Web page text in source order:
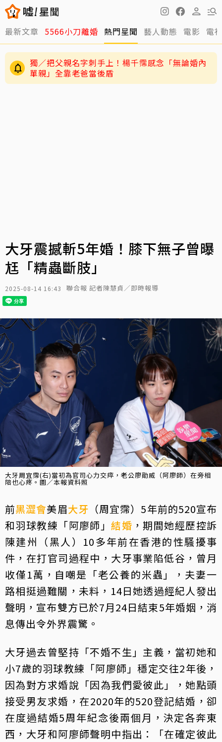
最新文章 5566小刀離婚 熱門星聞 藝人動態 電影 電
獨／把父親名字刺手上！楊千霈感念「無論婚內
單親」全靠老爸當後盾
大牙震撼斬5年婚！膝下無子曾曝
尪「精蟲斷肢」
2025-08-14 16:43 聯合報 記者陳慧貞／即時報導
大牙周宜霈(右)當初為官司心力交瘁，老公廖勛威（阿廖師）在旁相
陪也心疼。圖／本報資料照
前黑澀會美眉大牙 （周宜霈）5年前的520宣布
和羽球教練「阿廖師」結婚 ，期間她經歷控訴
陳建州（黑人）10多年前在香港的性騷擾事
件，在打官司過程中，大牙事業陷低谷，曾月
收僅1萬，自嘲是「老公養的米蟲」，夫妻一
路相挺過難關，未料，14日她透過經紀人發出
聲明，宣布雙方已於7月24日結束5年婚姻，消
息傳出令外界震驚。
大牙過去曾堅持「不婚不生」主義，當初她和
小7歲的羽球教練「阿廖師」穩定交往2年後，
因為對方求婚說「因為我們愛彼此」，她點頭
接受男友求婚，在2020年的520登記結婚，卻
在度過結婚5周年紀念後兩個月，決定各奔東
西，大牙和阿廖師聲明中指出：「在確定彼此